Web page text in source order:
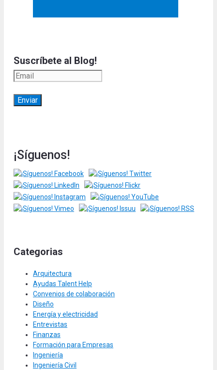
Suscríbete al Blog!
¡Síguenos!
Categorias
Arquitectura
Ayudas Talent Help
Convenios de colaboración
Diseño
Energía y electricidad
Entrevistas
Finanzas
Formación para Empresas
Ingeniería
Ingeniería Civil